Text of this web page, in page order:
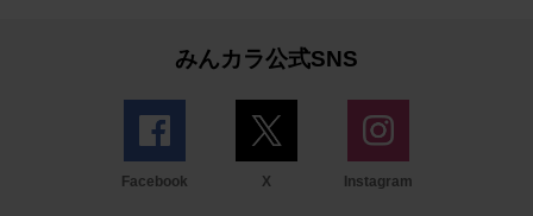
みんカラ公式SNS
Facebook X Instagram